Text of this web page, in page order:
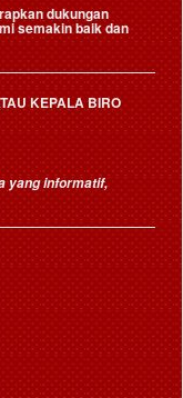
dukungan
semakin baik dan
KEPALA BIRO
yang informatif,